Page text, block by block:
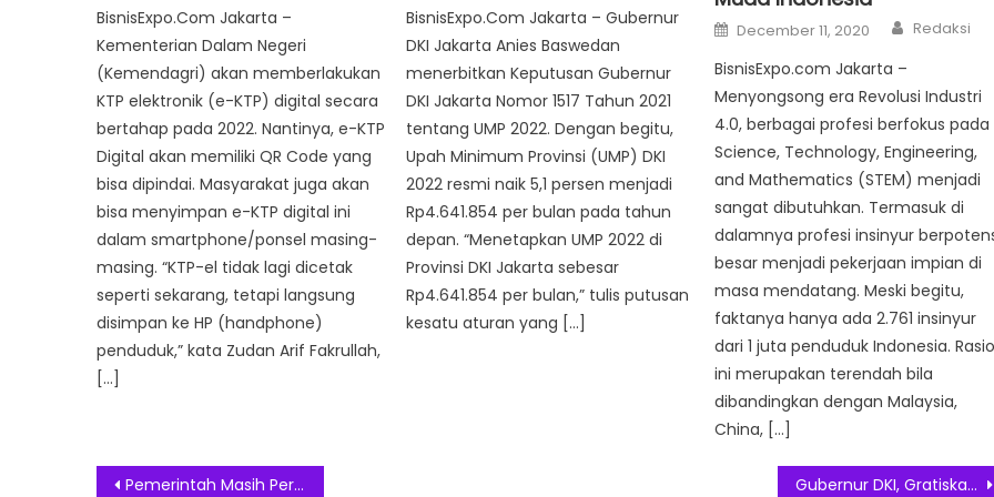
BisnisExpo.Com Jakarta –
Kementerian Dalam Negeri
(Kemendagri) akan memberlakukan
KTP elektronik (e-KTP) digital secara
bertahap pada 2022. Nantinya, e-KTP
Digital akan memiliki QR Code yang
bisa dipindai. Masyarakat juga akan
bisa menyimpan e-KTP digital ini
dalam smartphone/ponsel masing-
masing. “KTP-el tidak lagi dicetak
seperti sekarang, tetapi langsung
disimpan ke HP (handphone)
penduduk,” kata Zudan Arif Fakrullah,
[…]
BisnisExpo.Com Jakarta – Gubernur
DKI Jakarta Anies Baswedan
menerbitkan Keputusan Gubernur
DKI Jakarta Nomor 1517 Tahun 2021
tentang UMP 2022. Dengan begitu,
Upah Minimum Provinsi (UMP) DKI
2022 resmi naik 5,1 persen menjadi
Rp4.641.854 per bulan pada tahun
depan. “Menetapkan UMP 2022 di
Provinsi DKI Jakarta sebesar
Rp4.641.854 per bulan,” tulis putusan
kesatu aturan yang […]
Posted
on
December 11, 2020 Author
Redaksi
BisnisExpo.com Jakarta –
Menyongsong era Revolusi Industri
4.0, berbagai profesi berfokus pada
Science, Technology, Engineering,
and Mathematics (STEM) menjadi
sangat dibutuhkan. Termasuk di
dalamnya profesi insinyur
besar menjadi pekerjaan impian di
masa mendatang. Meski begitu,
faktanya hanya ada 2.761 insinyur
dari 1 juta penduduk Indonesia.
ini merupakan terendah bila
dibandingkan dengan Malaysia,
China, […]
Post
Pemerintah Masih Pertimbangkan Kenaikan Harga BBM, Banyak Aspek Terkait Gubernur DKI, Gratiskan PBB Rumah NJOP di Bawah Rp 2 M